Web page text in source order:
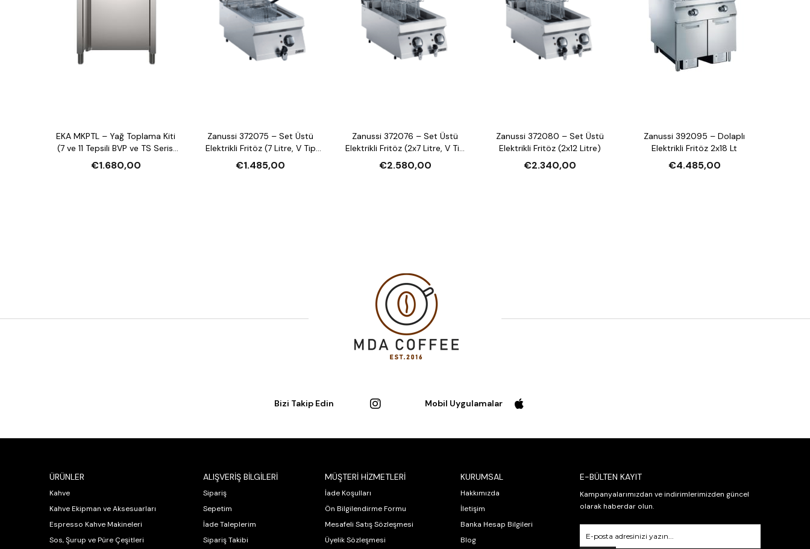
EKA MKPTL – Yağ Toplama Kiti
(7 ve 11 Tepsili BVP ve TS Serisi
Fırınlar İçin)
€1.680,00
Zanussi 372075 – Set Üstü
Elektrikli Fritöz (7 Litre, V Tip
Hazneli)
€1.485,00
Zanussi 372076 – Set Üstü
Elektrikli Fritöz (2x7 Litre, V Tip
Hazneli)
€2.580,00
Zanussi 372080 – Set Üstü
Elektrikli Fritöz (2x12 Litre)
€2.340,00
Zanussi 392095 – Dolaplı
Elektrikli Fritöz 2x18 Lt
€4.485,00
Bizi Takip Edin Mobil Uygulamalar
ÜRÜNLER
Kahve
Kahve Ekipman ve Aksesuarları
Espresso Kahve Makineleri
Sos, Şurup ve Püre Çeşitleri
ALIŞVERİŞ BİLGİLERİ
Sipariş
Sepetim
İade Taleplerim
Sipariş Takibi
MÜŞTERİ HİZMETLERİ
İade Koşulları
Ön Bilgilendirme Formu
Mesafeli Satış Sözleşmesi
Üyelik Sözleşmesi
KURUMSAL
Hakkımızda
İletişim
Banka Hesap Bilgileri
Blog
E-BÜLTEN KAYIT
Kampanyalarımızdan ve indirimlerimizden güncel
olarak haberdar olun.